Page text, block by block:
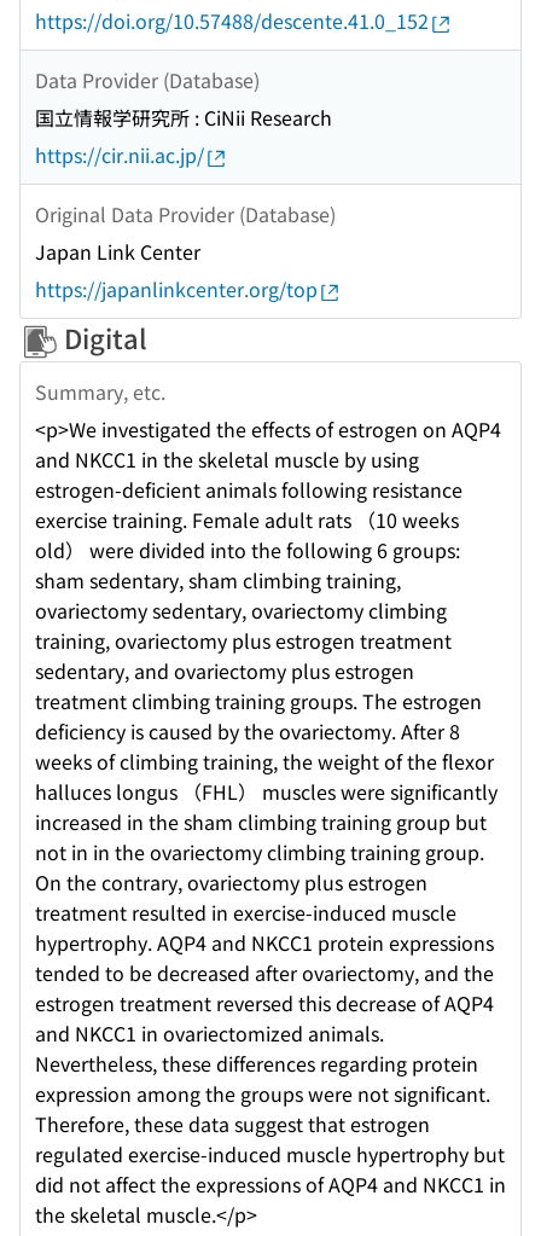
https://doi.org/10.57488/descente.41.0_152
Data Provider (Database)
国立情報学研究所 : CiNii Research
https://cir.nii.ac.jp/
Original Data Provider (Database)
Japan Link Center
https://japanlinkcenter.org/top
Digital
Summary, etc.
<p>We investigated the effects of estrogen on AQP4
and NKCC1 in the skeletal muscle by using
estrogen-deficient animals following resistance
exercise training. Female adult rats （10 weeks
old） were divided into the following 6 groups:
sham sedentary, sham climbing training,
ovariectomy sedentary, ovariectomy climbing
training, ovariectomy plus estrogen treatment
sedentary, and ovariectomy plus estrogen
treatment climbing training groups. The estrogen
deficiency is caused by the ovariectomy. After 8
weeks of climbing training, the weight of the flexor
halluces longus （FHL） muscles were significantly
increased in the sham climbing training group but
not in in the ovariectomy climbing training group.
On the contrary, ovariectomy plus estrogen
treatment resulted in exercise-induced muscle
hypertrophy. AQP4 and NKCC1 protein expressions
tended to be decreased after ovariectomy, and the
estrogen treatment reversed this decrease of AQP4
and NKCC1 in ovariectomized animals.
Nevertheless, these differences regarding protein
expression among the groups were not significant.
Therefore, these data suggest that estrogen
regulated exercise-induced muscle hypertrophy but
did not affect the expressions of AQP4 and NKCC1 in
the skeletal muscle.</p>